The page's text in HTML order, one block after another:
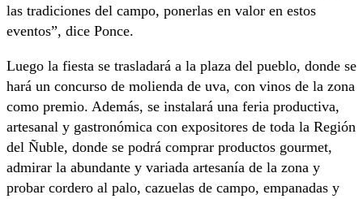
las tradiciones del campo, ponerlas en valor en estos
eventos”, dice Ponce.
Luego la fiesta se trasladará a la plaza del pueblo, donde se
hará un concurso de molienda de uva, con vinos de la zona
como premio. Además, se instalará una feria productiva,
artesanal y gastronómica con expositores de toda la Región
del Ñuble, donde se podrá comprar productos gourmet,
admirar la abundante y variada artesanía de la zona y
probar cordero al palo, cazuelas de campo, empanadas y